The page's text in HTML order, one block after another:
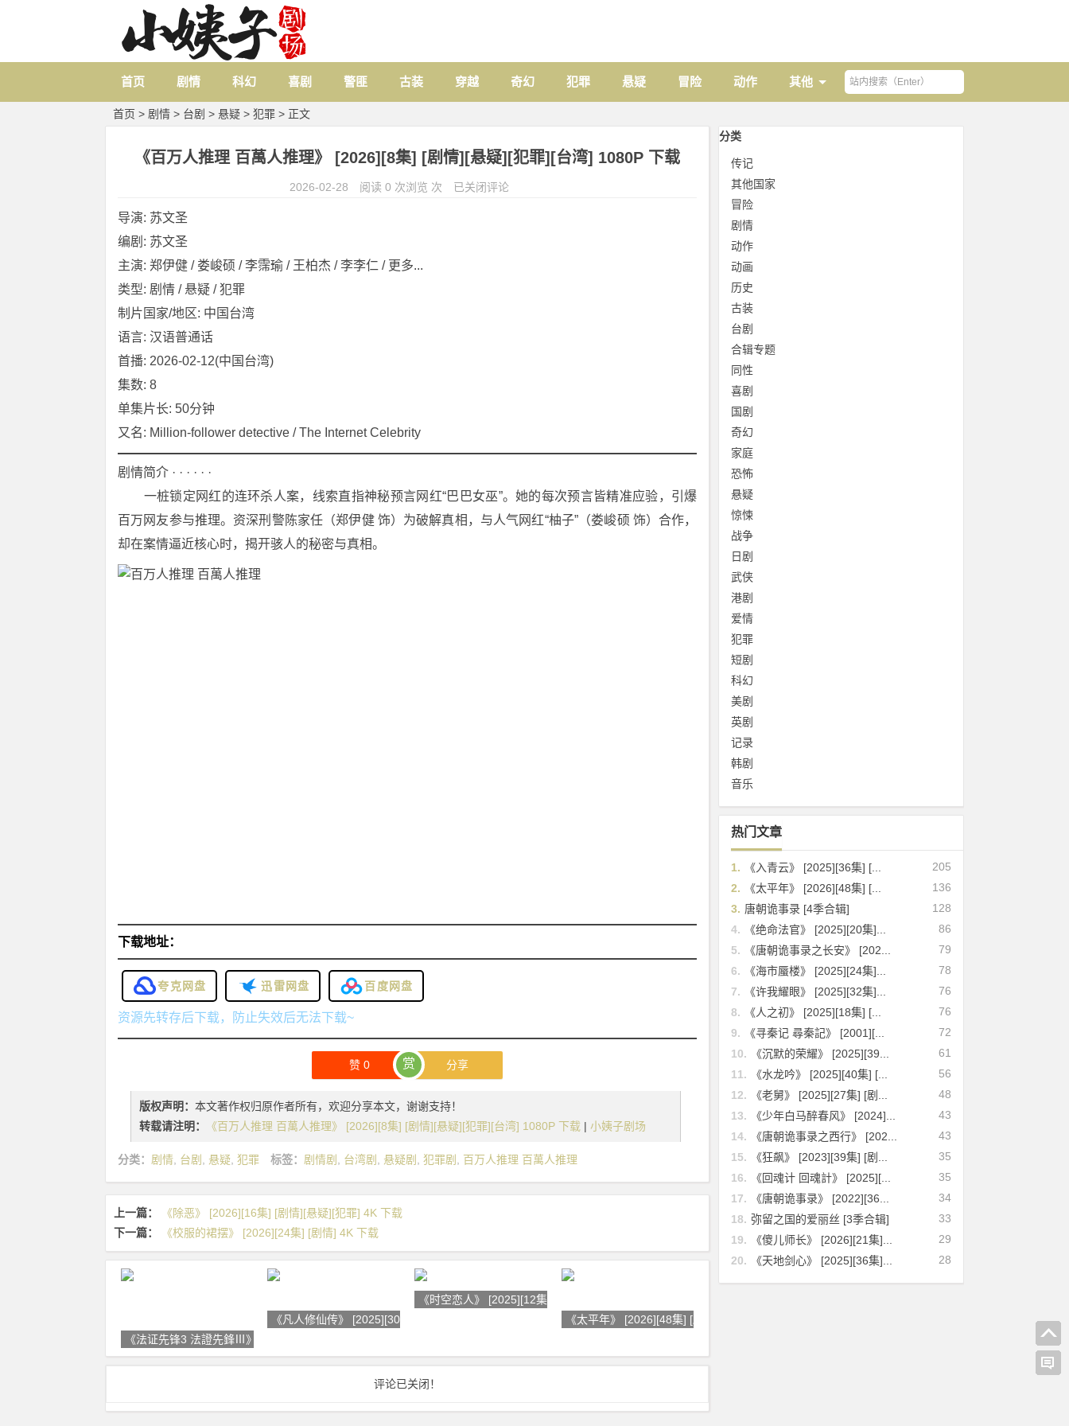
首页 剧情 科幻 喜剧 警匪 古装 穿越 奇幻 犯罪 悬疑 冒险 动作 其他
首页 > 剧情 > 台剧 > 悬疑 > 犯罪 > 正文
《百万人推理 百萬人推理》 [2026][8集] [剧情][悬疑][犯罪][台湾] 1080P 下载
2026-02-28 阅读 0 次浏览 次 已关闭评论
导演: 苏文圣
编剧: 苏文圣
主演: 郑伊健 / 娄峻硕 / 李霈瑜 / 王柏杰 / 李李仁 / 更多...
类型: 剧情 / 悬疑 / 犯罪
制片国家/地区: 中国台湾
语言: 汉语普通话
首播: 2026-02-12(中国台湾)
集数: 8
单集片长: 50分钟
又名: Million-follower detective / The Internet Celebrity
剧情简介 · · · · · ·
一桩锁定网红的连环杀人案，线索直指神秘预言网红“巴巴女巫”。她的每次预言皆精准应验，引爆
百万网友参与推理。资深刑警陈家任（郑伊健 饰）为破解真相，与人气网红“柚子”（娄峻硕 饰）合作，
却在案情逼近核心时，揭开骇人的秘密与真相。
下载地址：
夸克网盘 迅雷网盘 百度网盘
资源先转存后下载，防止失效后无法下载~
赞 0 赏 分享
版权声明：本文著作权归原作者所有，欢迎分享本文，谢谢支持！
转载请注明：
《百万人推理 百萬人推理》 [2026][8集] [剧情][悬疑][犯罪][台湾] 1080P 下载 | 小姨子剧场
分类： 剧情 台剧 悬疑 犯罪 标签： 剧情剧 台湾剧 悬疑剧 犯罪剧 百万人推理 百萬人推理
上一篇：
《除恶》 [2026][16集] [剧情][悬疑][犯罪] 4K 下载
下一篇：
《校服的裙摆》 [2026][24集] [剧情] 4K 下载
《法证先锋3 法證先鋒Ⅲ》 [2011
《凡人修仙传》 [2025][30集] [奇
《时空恋人》 [2025][12集] [爱情
《太平年》 [2026][48集] [剧情]
评论已关闭！
分类
传记
其他国家
冒险
剧情
动作
动画
历史
古装
台剧
合辑专题
同性
喜剧
国剧
奇幻
家庭
恐怖
悬疑
惊悚
战争
日剧
武侠
港剧
爱情
犯罪
短剧
科幻
美剧
英剧
记录
韩剧
音乐
热门文章
205
1.
《入青云》 [2025][36集] [...
136
2.
《太平年》 [2026][48集] [...
128
3. 唐朝诡事录 [4季合辑]
86
4.
《绝命法官》 [2025][20集]...
79
5.
《唐朝诡事录之长安》 [202...
78
6.
《海市蜃楼》 [2025][24集]...
76
7.
《许我耀眼》 [2025][32集]...
76
8.
《人之初》 [2025][18集] [...
72
9.
《寻秦记 尋秦記》 [2001][...
61
10.
《沉默的荣耀》 [2025][39...
56
11.
《水龙吟》 [2025][40集] [...
48
12.
《老舅》 [2025][27集] [剧...
43
13.
《少年白马醉春风》 [2024]...
43
14.
《唐朝诡事录之西行》 [202...
35
15.
《狂飙》 [2023][39集] [剧...
35
16.
《回魂计 回魂計》 [2025][...
34
17.
《唐朝诡事录》 [2022][36...
33
18. 弥留之国的爱丽丝 [3季合辑]
29
19.
《傻儿师长》 [2026][21集]...
28
20. 《天地剑心》 [2025][36集]...